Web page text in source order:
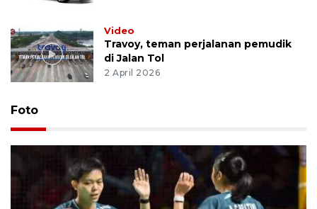
Video
Travoy, teman perjalanan pemudik
di Jalan Tol
2 April 2026
Foto